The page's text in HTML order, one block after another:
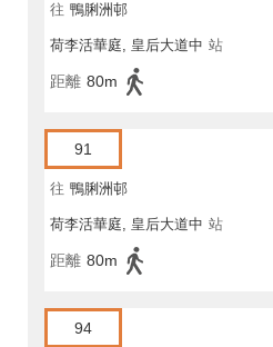
往 鴨脷洲邨
荷李活華庭, 皇后大道中 站
距離 80m
91
往 鴨脷洲邨
荷李活華庭, 皇后大道中 站
距離 80m
94